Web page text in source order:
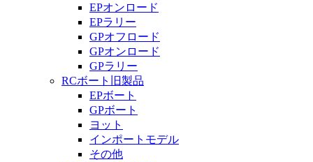
EPオンロード
EPラリー
GPオフロード
GPオンロード
GPラリー
RCボート旧製品
EPボート
GPボート
ヨット
インポートモデル
その他